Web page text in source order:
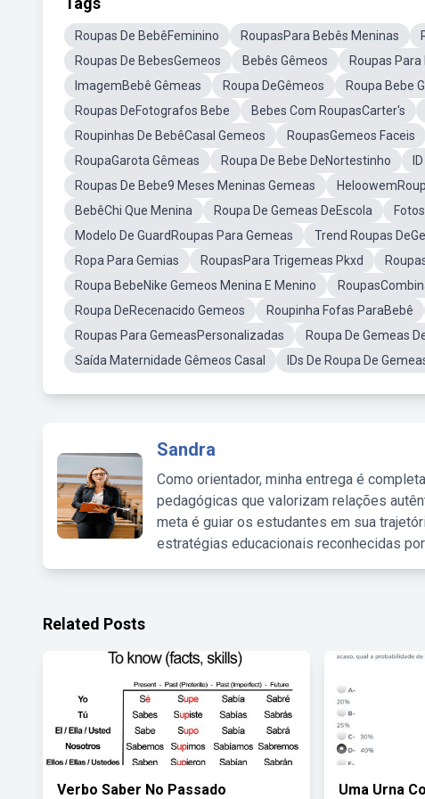
Roupas De BebêFeminino RoupasPara Bebês Meninas
Roupas De BebesGemeos
Bebês Gêmeos Roupas
ImagemBebê Gêmeas
Roupa DeGêmeos Roupa Bebe
Roupas DeFotografos Bebe
Bebes Com RoupasCarter's
Roupinhas De BebêCasal Gemeos
RoupasGemeos Faceis
RoupaGarota Gêmeas
Roupa De Bebe DeNortestinho
Roupas De Bebe9 Meses Meninas Gemeas
BebêChi Que Menina
Roupa De Gemeas DeEscola
Modelo De GuardRoupas Para Gemeas
Trend Roupas
Ropa Para Gemias
RoupasPara Trigemeas Pkxd
Roupa BebeNike Gemeos Menina E Menino
Roupa DeRecenacido Gemeos
Roupinha Fofas ParaBebê
Roupas Para GemeasPersonalizadas
Roupa De Gemeas
Saída Maternidade Gêmeos Casal
IDs De Roupa De
Sandra
Como orientador, minha entrega é
pedagógicas que valorizam relações
meta é guiar os estudantes em sua
estratégias educacionais reconhecidas
Related Posts
Verbo Saber No Passado Uma Urna